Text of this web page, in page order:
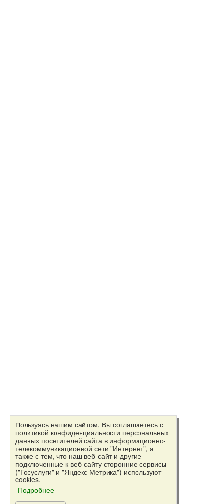
Пользуясь нашим сайтом, Вы соглашаетесь с
политикой конфиденциальности персональных
данных посетителей сайта в информационно-
телекоммуникационной сети "Интернет", а
также с тем, что наш веб-сайт и другие
подключенные к веб-сайту сторонние сервисы
("Госуслуги" и "Яндекс Метрика") используют
cookies.
Подробнее